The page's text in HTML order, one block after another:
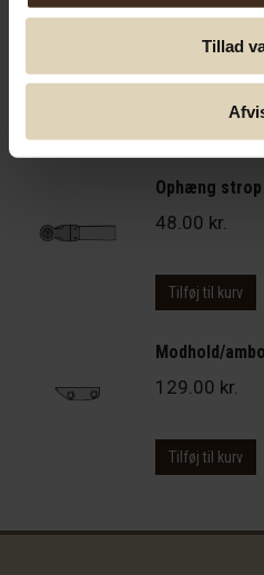
Tillad
Felco
16.75 kr.
Ophæng
48.00 kr.
Tilføj til kurv
Modhold/
129.00 kr.
Tilføj til kurv